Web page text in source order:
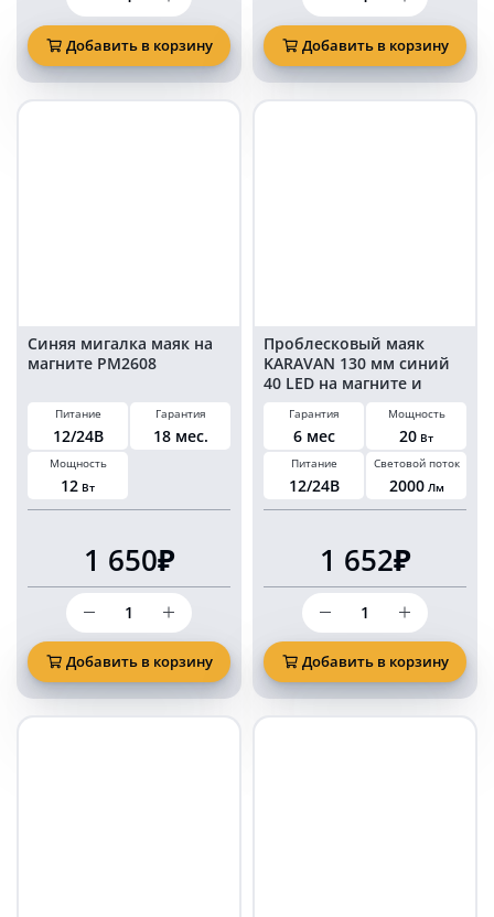
товара
72
Ватт
синий
проблесковый
маяк
Добавить в корзину
товара
Проблесковый
маяк
KARAVAN
126
мм
Добавить в корзину
Синяя мигалка маяк на
магните PM2608
Питание
12/24В
Гарантия
18 мес.
Мощность
12 Вт
1 650₽
Количество
товара
Синяя
мигалка
маяк
на
магните
Добавить в корзину
Проблесковый маяк
KARAVAN 130 мм синий
40 LED на магните и
болтах в прикуриватель
Гарантия
6 мес
Мощность
20 Вт
Питание
12/24В
Световой поток
2000 Лм
1 652₽
Количество
товара
Проблесковый
маяк
KARAVAN
130
мм
Добавить в корзину